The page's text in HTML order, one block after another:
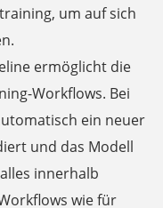
um auf sich
ermöglicht die
Workflows. Bei
ein neuer
und das Modell
innerhalb
wie für